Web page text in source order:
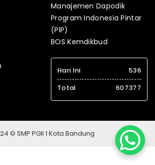
Manajemen Dapodik
Program Indonesia Pintar
(PIP)
BOS Kemdikbud
Hari Ini
536
Total
607377
© SMP PGII 1 Kota Bandung